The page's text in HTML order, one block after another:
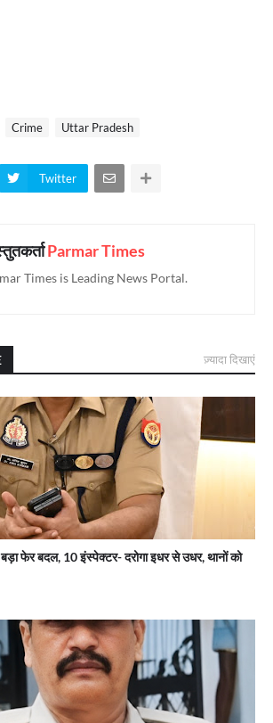
Crime Uttar Pradesh
Twitter
Parmar Times
Times is Leading News Portal.
ज़्यादा दिखाएं
फेर बदल, 10 इंस्पेक्टर- दरोगा इधर से उधर, थानों को